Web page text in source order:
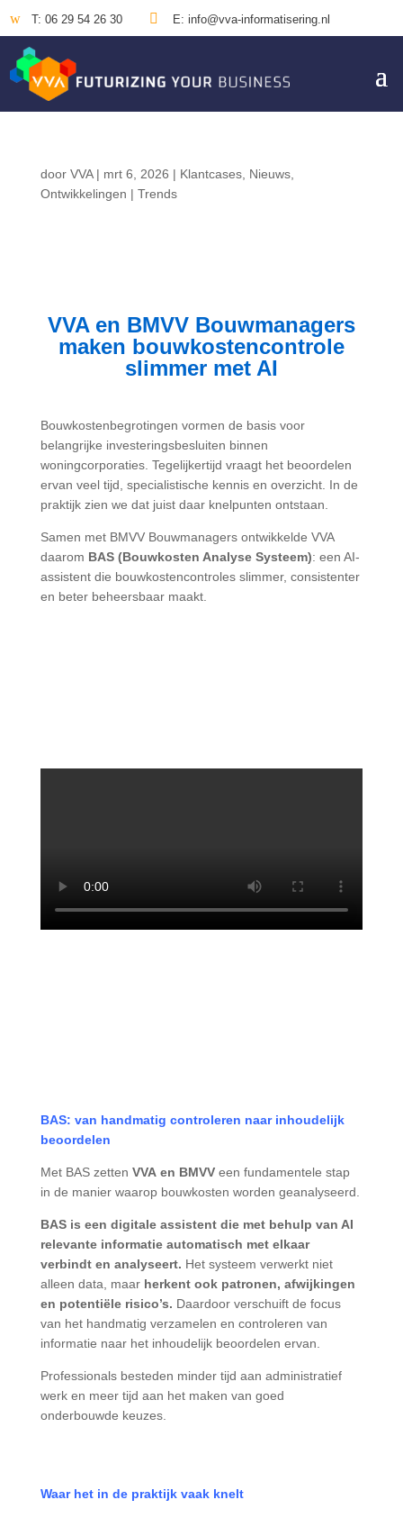
w T: 06 29 54 26 30  E: info@vva-informatisering.nl
door VVA| mrt 6, 2026 | Klantcases, Nieuws,
Ontwikkelingen | Trends
VVA en BMVV Bouwmanagers
maken bouwkostencontrole
slimmer met AI
Bouwkostenbegrotingen vormen de basis voor
belangrijke investeringsbesluiten binnen
woningcorporaties. Tegelijkertijd vraagt het beoordelen
ervan veel tijd, specialistische kennis en overzicht. In de
praktijk zien we dat juist daar knelpunten ontstaan.
Samen met BMVV Bouwmanagers ontwikkelde VVA
daarom BAS (Bouwkosten Analyse Systeem): een AI-
assistent die bouwkostencontroles slimmer, consistenter
en beter beheersbaar maakt.
BAS: van handmatig controleren naar inhoudelijk
beoordelen
Met BAS zetten VVA en BMVVeen fundamentele stap
in de manier waarop bouwkosten worden geanalyseerd.
BAS is een digitale assistent die met behulp van AI
relevante informatie automatisch met elkaar
verbindt en analyseert. Het systeem verwerkt niet
alleen data, maar herkent ook patronen, afwijkingen
en potentiële risico’s. Daardoor verschuift de focus
van het handmatig verzamelen en controleren van
informatie naar het inhoudelijk beoordelen ervan.
Professionals besteden minder tijd aan administratief
werk en meer tijd aan het maken van goed
onderbouwde keuzes.
Waar het in de praktijk vaak knelt